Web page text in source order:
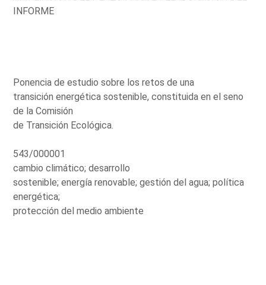
INFORME
Ponencia de estudio sobre los retos de una
transición energética sostenible, constituida en el seno
de la Comisión
de Transición Ecológica.
543/000001
cambio climático; desarrollo
sostenible; energía renovable; gestión del agua; política
energética;
protección del medio ambiente